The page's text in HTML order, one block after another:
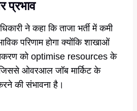
प्रभाव
ने कहा कि ताजा भर्ती में कमी
परिणाम होगा क्योंकि शाखाओं
को optimise resources के
जिससे ओवरआल जॉब मार्किट के
की संभावना है।